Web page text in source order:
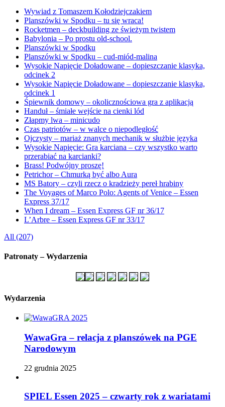
Wywiad z Tomaszem Kołodziejczakiem
Planszówki w Spodku – tu się wraca!
Rocketmen – deckbuilding ze świeżym twistem
Babylonia – Po prostu old-school.
Planszówki w Spodku
Planszówki w Spodku – cud-miód-malina
Wysokie Napięcie Doładowane – dopieszczanie klasyka,
odcinek 2
Wysokie Napięcie Doładowane – dopieszczanie klasyka,
odcinek 1
Śpiewnik domowy – okolicznościowa gra z aplikacją
Handuł – śmiałe wejście na cienki lód
Złapmy lwa – minicudo
Czas patriotów – w walce o niepodległość
Ojczysty – mariaż znanych mechanik w służbie języka
Wysokie Napięcie: Gra karciana – czy wszystko warto
przerabiać na karcianki?
Brass! Podwójny proszę!
Petrichor – Chmurką być albo Aura
MS Batory – czyli rzecz o kradzieży pereł hrabiny
The Voyages of Marco Polo: Agents of Venice – Essen
Express 37/17
When I dream – Essen Express GF nr 36/17
L’Arbre – Essen Express GF nr 33/17
All (207)
Patronaty – Wydarzenia
Wydarzenia
WawaGra – relacja z planszówek na PGE
Narodowym
22 grudnia 2025
SPIEL Essen 2025 – czwarty rok z wariatami